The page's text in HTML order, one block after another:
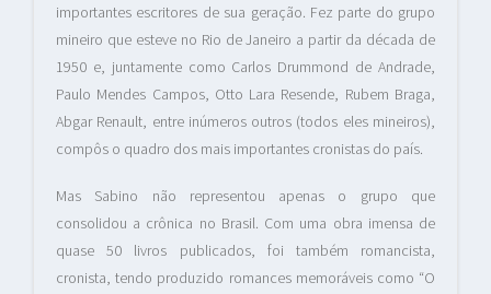
importantes escritores de sua geração. Fez parte do grupo
mineiro que esteve no Rio de Janeiro a partir da década de
1950 e, juntamente como Carlos Drummond de Andrade,
Paulo Mendes Campos, Otto Lara Resende, Rubem Braga,
Abgar Renault, entre inúmeros outros (todos eles mineiros),
compôs o quadro dos mais importantes cronistas do país.
Mas Sabino não representou apenas o grupo que
consolidou a crônica no Brasil. Com uma obra imensa de
quase 50 livros publicados, foi também romancista,
cronista, tendo produzido romances memoráveis como “O